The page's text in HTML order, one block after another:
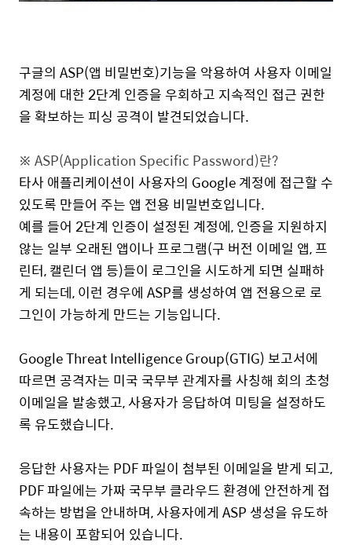
구글의 ASP(앱 비밀번호)기능을 악용하여 사용자이메일
계정에 대한2단계 인증을우회하고 지속적인 접근권한
을확보하는 피싱 공격이 발견되었습니다.
※ ASP(Application Specific Password)란?
타사애플리케이션이 사용자의 Google계정에 접근할 수
있도록 만들어 주는 앱 전용 비밀번호입니다.
예를들어 2단계 인증이 설정된 계정에,인증을 지원하지
않는 일부 오래된 앱이나프로그램(구 버전 이메일 앱,프
린터,캘린더 앱 등)들이 로그인을 시도하게 되면 실패하
게 되는데,이런 경우에 ASP를 생성하여 앱 전용으로로
그인이 가능하게 만드는 기능입니다.
Google Threat IntelligenceGroup(GTIG)보고서에
따르면 공격자는 미국국무부관계자를 사칭해 회의 초청
이메일을 발송했고,사용자가응답하여 미팅을 설정하도
록유도했습니다.
응답한 사용자는 PDF파일이 첨부된 이메일을 받게 되고,
PDF파일에는 가짜국무부 클라우드환경에 안전하게 접
속하는 방법을 안내하며,사용자에게 ASP 생성을유도하
는 내용이 포함되어 있습니다.